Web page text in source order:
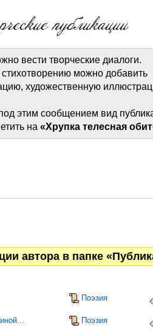
вести творческие диалоги.
можно добавить
художественную
этим сообщением вид
на «Хрупка телесная
автора в папке
Поэзия
Поэзия